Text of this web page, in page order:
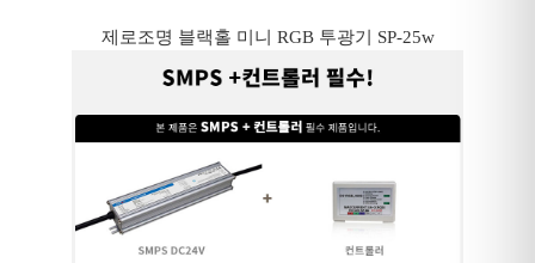
제로조명 블랙홀 미니 RGB 투광기 SP-25w